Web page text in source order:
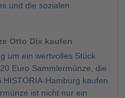
und die sozialen
Otto Dix kaufen
um ein wertvolles Stück
Euro Sammlermünze, die
Hamburg kaufen
ist nicht nur ein